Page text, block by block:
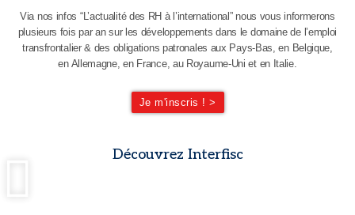
Via nos infos “L’actualité des RH à l’international” nous vous informerons
plusieurs fois par an sur les développements dans le domaine de l’emploi
transfrontalier & des obligations patronales aux Pays-Bas, en Belgique,
en Allemagne, en France, au Royaume-Uni et en Italie.
Je m'inscris ! >
Découvrez Interfisc